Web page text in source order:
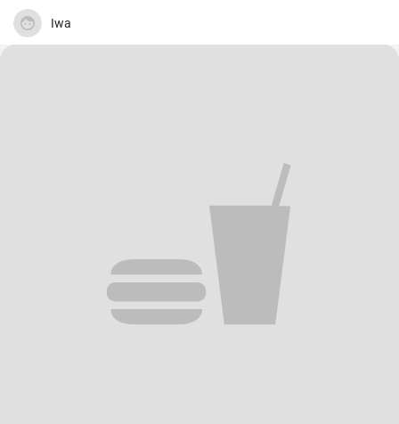
Iwa